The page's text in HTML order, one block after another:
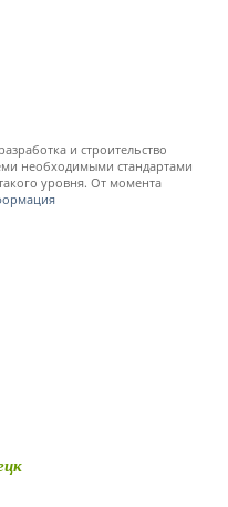
и строительство
необходимыми стандартами
уровня. От момента